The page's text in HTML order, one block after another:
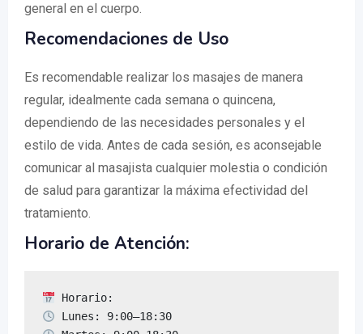
general en el cuerpo.
Recomendaciones de Uso
Es recomendable realizar los masajes de manera
regular, idealmente cada semana o quincena,
dependiendo de las necesidades personales y el
estilo de vida. Antes de cada sesión, es aconsejable
comunicar al masajista cualquier molestia o condición
de salud para garantizar la máxima efectividad del
tratamiento.
Horario de Atención: